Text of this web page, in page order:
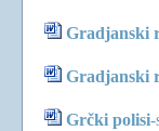
Gradjanski
Gradjanski
Grčki polisi-